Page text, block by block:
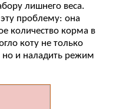
лишнего веса.
проблему: она
количество корма в
коту не только
и наладить режим